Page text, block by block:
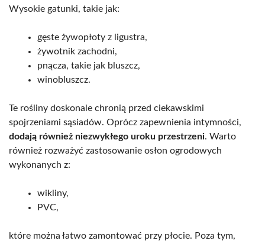
Wysokie gatunki, takie jak:
gęste żywopłoty z ligustra,
żywotnik zachodni,
pnącza, takie jak bluszcz,
winobluszcz.
Te rośliny doskonale chronią przed ciekawskimi
spojrzeniami sąsiadów. Oprócz zapewnienia intymności,
dodają również niezwykłego uroku przestrzeni. Warto
również rozważyć zastosowanie osłon ogrodowych
wykonanych z:
wikliny,
PVC,
które można łatwo zamontować przy płocie. Poza tym,